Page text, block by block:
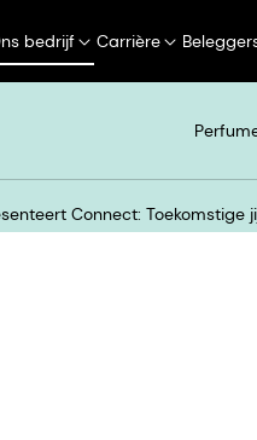
bedrijf Carrière
Connect: Toekomstige